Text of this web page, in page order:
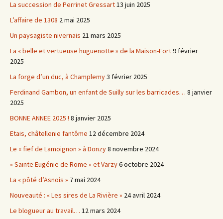
La succession de Perrinet Gressart 13 juin 2025
L’affaire de 1308 2 mai 2025
Un paysagiste nivernais 21 mars 2025
La « belle et vertueuse huguenotte » de la Maison-Fort9 février
2025
La forge d’un duc, à Champlemy3 février 2025
Ferdinand Gambon, un enfant de Suilly sur les barricades… 8 janvier
2025
BONNE ANNEE 2025 ! 8 janvier 2025
Etais, châtellenie fantôme 12 décembre 2024
Le « fief de Lamoignon » à Donzy8 novembre 2024
« Sainte Eugénie de Rome » et Varzy6 octobre 2024
La « pôté d’Asnois » 7 mai 2024
Nouveauté : « Les sires de La Rivière » 24 avril 2024
Le blogueur au travail… 12 mars 2024